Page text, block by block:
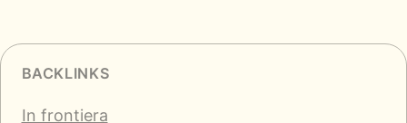
BACKLINKS
In frontiera